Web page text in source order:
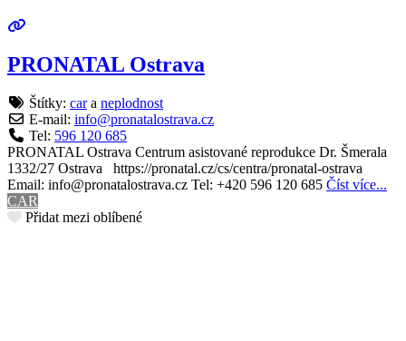
PRONATAL Ostrava
Štítky: cara neplodnost
E-mail: info@pronatalostrava.cz
Tel: 596 120 685
PRONATAL Ostrava Centrum asistované reprodukce Dr. Šmerala
1332/27 Ostrava https://pronatal.cz/cs/centra/pronatal-ostrava
Email: info@pronatalostrava.cz Tel: +420 596 120 685 Číst více...
CAR
Přidat mezi oblíbené